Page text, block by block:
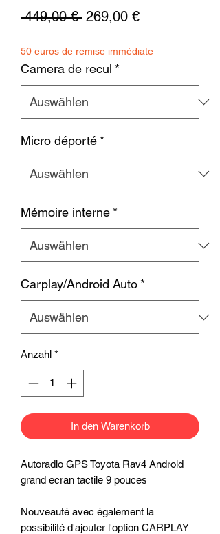
449,00 € Standardpreis
269,00 €Sale-
50 euros de remise immédiate
Camera de recul *
Micro déporté *
Mémoire interne *
Carplay/Android Auto *
Anzahl *
In den Warenkorb
Autoradio GPS Toyota Rav4 Android
grand ecran tactile 9 pouces
Nouveauté avec également la
possibilité d'ajouter l'option CARPLAY